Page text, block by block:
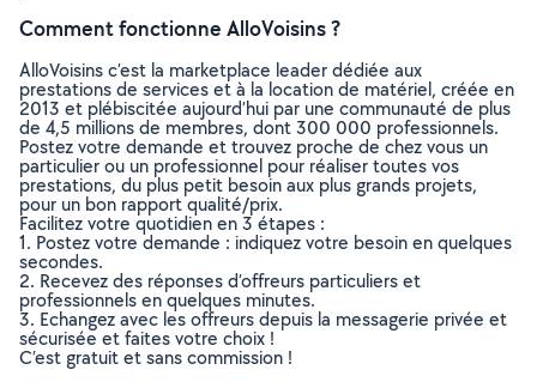
Comment fonctionne AlloVoisins ?
AlloVoisins c’est la marketplace leader dédiée aux
prestations de services et à la location de matériel, créée en
2013 et plébiscitée aujourd’hui par une communauté de plus
de 4,5 millions de membres, dont 300 000 professionnels.
Postez votre demande et trouvez proche de chez vous un
particulier ou un professionnel pour réaliser toutes vos
prestations, du plus petit besoin aux plus grands projets,
pour un bon rapport qualité/prix.
Facilitez votre quotidien en 3 étapes :
1. Postez votre demande : indiquez votre besoin en quelques
secondes.
2. Recevez des réponses d’offreurs particuliers et
professionnels en quelques minutes.
3. Echangez avec les offreurs depuis la messagerie privée et
sécurisée et faites votre choix !
C’est gratuit et sans commission !